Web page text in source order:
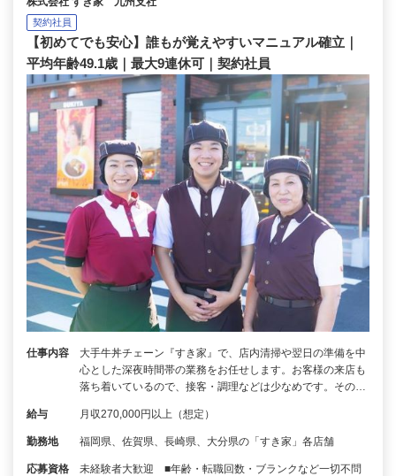
契約社員
【初めてでも安心】誰もが覚えやすいマニュアル確立｜
平均年齢49.1歳｜最大9連休可｜契約社員
仕事内容
大手牛丼チェーン『すき家』で、店内清掃や翌日の準備を中
心とした深夜時間帯の業務をお任せします。お客様の来店も
落ち着いているので、接客・調理などは少なめです。その…
給与 月収270,000円以上（想定）
勤務地 福岡県、佐賀県、長崎県、大分県の「すき家」各店舗
応募資格
未経験者大歓迎 ■年齢・転職回数・ブランクなど一切不問